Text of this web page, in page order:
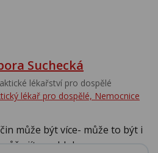
Suchecká
lékařství pro dospělé
lékař pro dospělé, Nemocnice
může být více- může to být i
jít o zablokova...